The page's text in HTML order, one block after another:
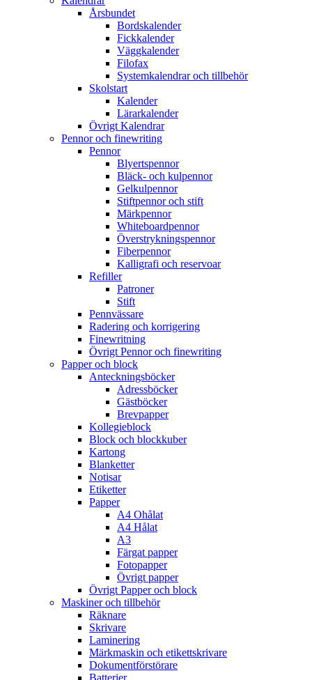
Årsbundet
Bordskalender
Fickkalender
Väggkalender
Filofax
Systemkalendrar och tillbehör
Skolstart
Kalender
Lärarkalender
Övrigt Kalendrar
Pennor och finewriting
Pennor
Blyertspennor
Bläck- och kulpennor
Gelkulpennor
Stiftpennor och stift
Märkpennor
Whiteboardpennor
Överstrykningspennor
Fiberpennor
Kalligrafi och reservoar
Refiller
Patroner
Stift
Pennvässare
Radering och korrigering
Finewritning
Övrigt Pennor och finewriting
Papper och block
Anteckningsböcker
Adressböcker
Gästböcker
Brevpapper
Kollegieblock
Block och blockkuber
Kartong
Blanketter
Notisar
Etiketter
Papper
A4 Ohålat
A4 Hålat
A3
Färgat papper
Fotopapper
Övrigt papper
Övrigt Papper och block
Maskiner och tillbehör
Räknare
Skrivare
Laminering
Märkmaskin och etikettskrivare
Dokumentförstörare
Batterier